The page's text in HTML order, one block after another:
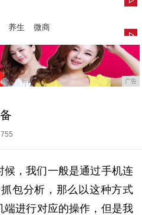
养生 微商
广告
，我们一般是通过手机连
包分析，那么以这种方式
进行对应的操作，但是我